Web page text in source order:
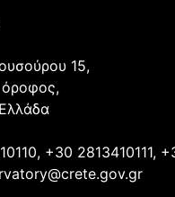
15,
όροφος,
+30 2813410111,